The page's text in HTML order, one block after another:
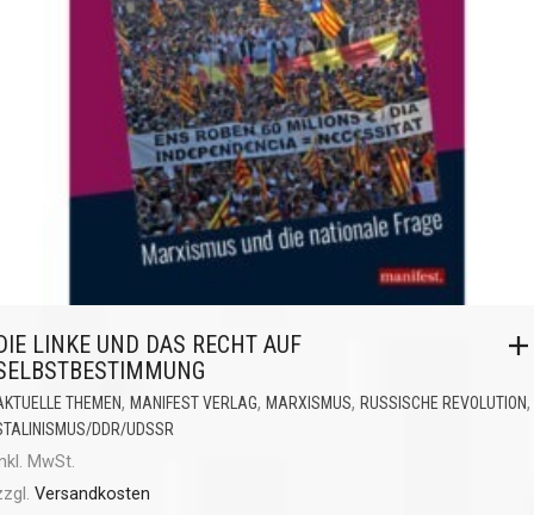
LINKE UND DAS RECHT AUF
THEMEN, MANIFEST VERLAG, MARXISMUS, RUSSISCHE REVOLUTION,
DDR/UDSSR
MwSt.
Versandkosten